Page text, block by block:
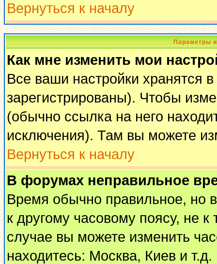
Вернуться к началу
Параметры
Как мне изменить мои
Все ваши настройки хранятся
зарегистрированы). Чтобы
(обычно ссылка на него
исключения). Там вы можете
Вернуться к началу
В форумах неправильное
Время обычно правильное, но
к другому часовому поясу, не
случае вы можете изменить
находитесь: Москва, Киев и